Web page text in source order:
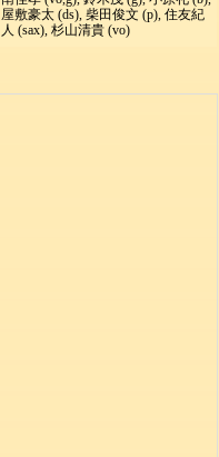
屋敷豪太 (ds), 柴田俊文 (p), 住友紀
人 (sax), 杉山清貴 (vo)